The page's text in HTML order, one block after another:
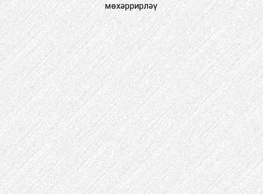
мөхәррирләү